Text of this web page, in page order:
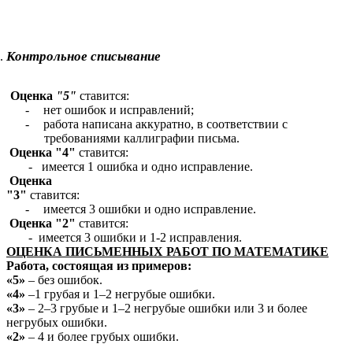
Контрольное списывание
Оценка "5" ставится:
-
нет ошибок и исправлений;
-
работа написана аккуратно, в соответствии с
требованиями каллиграфии письма.
Оценка "4" ставится:
- имеется 1 ошибка и одно исправление.
Оценка
"3" ставится:
-
имеется 3 ошибки и одно исправление.
Оценка "2" ставится:
- имеется 3 ошибки и 1-2 исправления.
ОЦЕНКА ПИСЬМЕННЫХ РАБОТ ПО МАТЕМАТИКЕ
Работа, состоящая из примеров:
«5» – без ошибок.
«4» –1 грубая и 1–2 негрубые ошибки.
«3» – 2–3 грубые и 1–2 негрубые ошибки или 3 и более
негрубых ошибки.
«2» – 4 и более грубых ошибки.